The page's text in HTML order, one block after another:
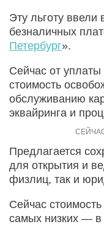
Эту льготу
безналичных
Петербург».
Сейчас от
стоимость
обслуживанию
эквайринга и
Предлагается
для открытия и
физлиц, так и
Сейчас
самых низких — в